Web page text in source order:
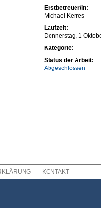
Erstbetreuer/in:
Michael Kerres
Laufzeit:
Donnerstag, 1
Kategorie:
Status der Arbeit:
Abgeschlossen
KONTAKT